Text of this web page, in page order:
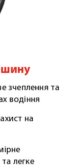
шину
зчеплення та
водіння
на
легке